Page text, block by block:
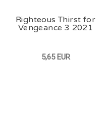
Righteous Thirst for
Vengeance 3 2021
5,65 EUR